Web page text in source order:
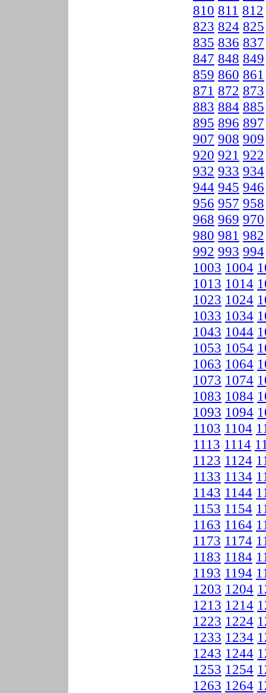
810 811 812
823 824 825
835 836 837
847 848 849
859 860 861
871 872 873
883 884 885
895 896 897
907 908 909
920 921 922
932 933 934
944 945 946
956 957 958
968 969 970
980 981 982
992 993 994
1003 1004
1013 1014
1023 1024
1033 1034
1043 1044
1053 1054
1063 1064
1073 1074
1083 1084
1093 1094
1103 1104
1113 1114
1123 1124
1133 1134
1143 1144
1153 1154
1163 1164
1173 1174
1183 1184
1193 1194
1203 1204
1213 1214
1223 1224
1233 1234
1243 1244
1253 1254
1263 1264